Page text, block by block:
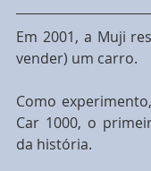
Em 2001, a Muji
vender) um carro.
Como
Car 1000, o
da história.